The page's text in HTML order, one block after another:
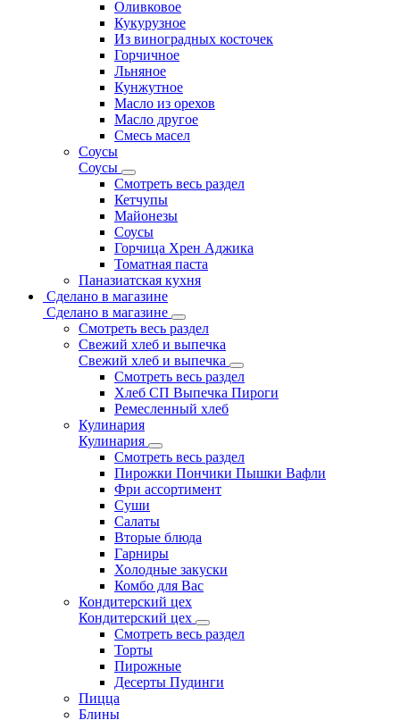
Оливковое
Кукурузное
Из виноградных косточек
Горчичное
Льняное
Кунжутное
Масло из орехов
Масло другое
Смесь масел
Соусы
Соусы
Смотреть весь раздел
Кетчупы
Майонезы
Соусы
Горчица Хрен Аджика
Томатная паста
Паназиатская кухня
Сделано в магазине
Сделано в магазине
Смотреть весь раздел
Свежий хлеб и выпечка
Свежий хлеб и выпечка
Смотреть весь раздел
Хлеб СП Выпечка Пироги
Ремесленный хлеб
Кулинария
Кулинария
Смотреть весь раздел
Пирожки Пончики Пышки Вафли
Фри ассортимент
Суши
Салаты
Вторые блюда
Гарниры
Холодные закуски
Комбо для Вас
Кондитерский цех
Кондитерский цех
Смотреть весь раздел
Торты
Пирожные
Десерты Пудинги
Пицца
Блины